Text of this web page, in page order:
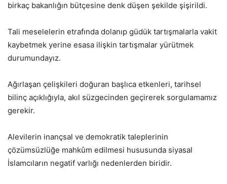
birkaç bakanlığın bütçesine denk düşen şekilde şişirildi.
Tali meselelerin etrafında dolanıp güdük tartışmalarla vakit
kaybetmek yerine esasa ilişkin tartışmalar yürütmek
durumundayız.
Ağırlaşan çelişkileri doğuran başlıca etkenleri, tarihsel
bilinç açıklığıyla, akıl süzgecinden geçirerek sorgulamamız
gerekir.
Alevilerin inançsal ve demokratik taleplerinin
çözümsüzlüğe mahkûm edilmesi hususunda siyasal
İslamcıların negatif varlığı nedenlerden biridir.